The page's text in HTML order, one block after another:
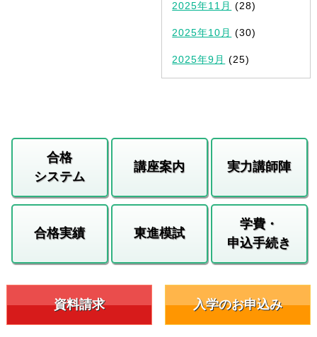
2025年11月 (28)
2025年10月 (30)
2025年9月 (25)
合格
システム
講座案内 実力講師陣
合格実績 東進模試
学費・
申込手続き
資料請求 入学のお申込み